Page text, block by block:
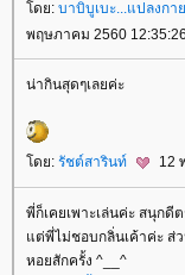
ดย: บาบิบูเบะ...แปลงกา
พฤษภาคม 2560
น่ากินสุดๆเลยค่ะ
ดย: รัชต์สารินท์ 12
พี่ก็เคยเพาะเล่นค่ะ สนุก
ต่พี่ไม่ชอบกลิ่นเค้าค่ะ ส่ว
หอยสักครั้ง ^__^